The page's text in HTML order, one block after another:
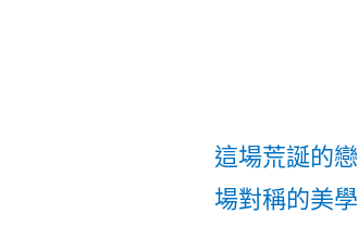
這場荒誕的
場對稱的美